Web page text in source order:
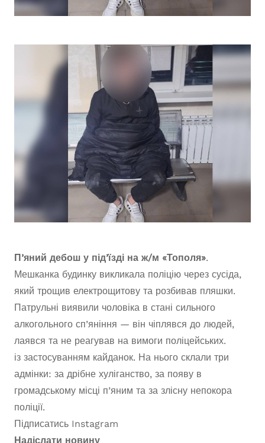
П’яний дебош у під’їзді на ж/м «Тополя».
Мешканка будинку викликала поліцію через сусіда,
який трощив електрощитову та розбивав пляшки.
Патрульні виявили чоловіка в стані сильного
алкогольного сп’яніння — він чіплявся до людей,
лаявся та не реагував на вимоги поліцейських.
із застосуванням кайданок. На нього склали три
адмінки: за дрібне хуліганство, за появу в
громадському місці п’яним та за злісну непокора
поліції.
Підписатись Instagram
Надіслати новину